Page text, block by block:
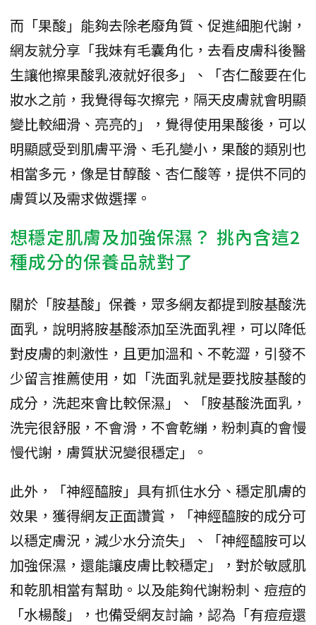
而「果酸」能夠去除老廢角質、促進細胞代謝，
網友就分享「我妹有毛囊角化，去看皮膚科後醫
生讓他擦果酸乳液就好很多」、「杏仁酸要在化
妝水之前，我覺得每次擦完，隔天皮膚就會明顯
變比較細滑、亮亮的」，覺得使用果酸後，可以
明顯感受到肌膚平滑、毛孔變小，果酸的類別也
相當多元，像是甘醇酸、杏仁酸等，提供不同的
膚質以及需求做選擇。
想穩定肌膚及加強保濕？ 挑內含這2
種成分的保養品就對了
關於「胺基酸」保養，眾多網友都提到胺基酸洗
面乳，說明將胺基酸添加至洗面乳裡，可以降低
對皮膚的刺激性，且更加溫和、不乾澀，引發不
少留言推薦使用，如「洗面乳就是要找胺基酸的
成分，洗起來會比較保濕」、「胺基酸洗面乳，
洗完很舒服，不會滑，不會乾繃，粉刺真的會慢
慢代謝，膚質狀況變很穩定」。
此外，「神經醯胺」具有抓住水分、穩定肌膚的
效果，獲得網友正面讚賞，「神經醯胺的成分可
以穩定膚況，減少水分流失」、「神經醯胺可以
加強保濕，還能讓皮膚比較穩定」，對於敏感肌
和乾肌相當有幫助。以及能夠代謝粉刺、痘痘的
「水楊酸」，也備受網友討論，認為「有痘痘還